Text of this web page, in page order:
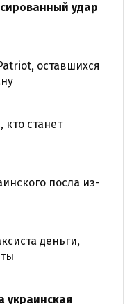
удар
оставшихся
станет
посла из-
деньги,
украинская